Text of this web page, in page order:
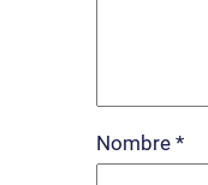
Nombre *